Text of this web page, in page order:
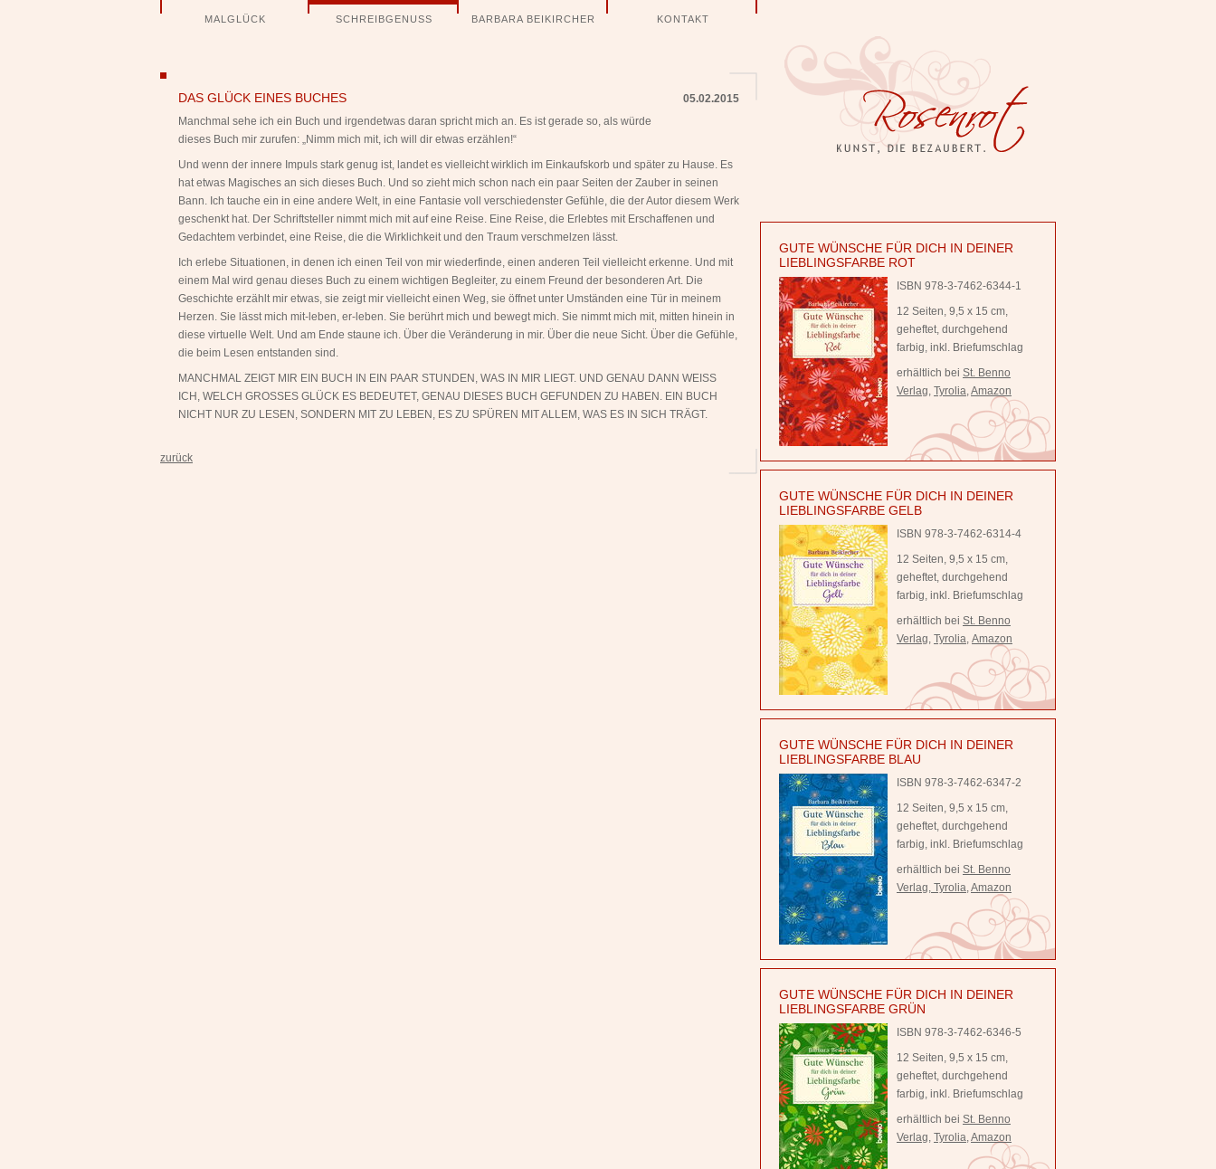
überspringenMALGLÜCK SCHREIBGENUSS BARBARA BEIKIRCHER KONTAKT
DAS GLÜCK EINES BUCHES
05.02.2015
Manchmal sehe ich ein Buch und irgendetwas daran spricht mich an. Es ist gerade so, als würde
dieses Buch mir zurufen: „Nimm mich mit, ich will dir etwas erzählen!“
Und wenn der innere Impuls stark genug ist, landet es vielleicht wirklich im Einkaufskorb und später zu Hause. Es
hat etwas Magisches an sich dieses Buch. Und so zieht mich schon nach ein paar Seiten der Zauber in seinen
Bann. Ich tauche ein in eine andere Welt, in eine Fantasie voll verschiedenster Gefühle, die der Autor diesem Werk
geschenkt hat. Der Schriftsteller nimmt mich mit auf eine Reise. Eine Reise, die Erlebtes mit Erschaffenen und
Gedachtem verbindet, eine Reise, die die Wirklichkeit und den Traum verschmelzen lässt.
Ich erlebe Situationen, in denen ich einen Teil von mir wiederfinde, einen anderen Teil vielleicht erkenne. Und mit
einem Mal wird genau dieses Buch zu einem wichtigen Begleiter, zu einem Freund der besonderen Art. Die
Geschichte erzählt mir etwas, sie zeigt mir vielleicht einen Weg, sie öffnet unter Umständen eine Tür in meinem
Herzen. Sie lässt mich mit-leben, er-leben. Sie berührt mich und bewegt mich. Sie nimmt mich mit, mitten hinein in
diese virtuelle Welt. Und am Ende staune ich. Über die Veränderung in mir. Über die neue Sicht. Über die Gefühle,
die beim Lesen entstanden sind.
MANCHMAL ZEIGT MIR EIN BUCH IN EIN PAAR STUNDEN, WAS IN MIR LIEGT. UND GENAU DANN WEISS
ICH, WELCH GROSSES GLÜCK ES BEDEUTET, GENAU DIESES BUCH GEFUNDEN ZU HABEN. EIN BUCH
NICHT NUR ZU LESEN, SONDERN MIT ZU LEBEN, ES ZU SPÜREN MIT ALLEM, WAS ES IN SICH TRÄGT.
zurück
GUTE WÜNSCHE FÜR DICH IN DEINER
LIEBLINGSFARBE ROT
ISBN 978-3-7462-6344-1
12 Seiten, 9,5 x 15 cm,
geheftet, durchgehend
farbig, inkl. Briefumschlag
erhältlich bei St. Benno
Verlag, Tyrolia,Amazon
GUTE WÜNSCHE FÜR DICH IN DEINER
LIEBLINGSFARBE GELB
ISBN 978-3-7462-6314-4
12 Seiten, 9,5 x 15 cm,
geheftet, durchgehend
farbig, inkl. Briefumschlag
erhältlich bei St. Benno
Verlag, Tyrolia, Amazon
GUTE WÜNSCHE FÜR DICH IN DEINER
LIEBLINGSFARBE BLAU
ISBN 978-3-7462-6347-2
12 Seiten, 9,5 x 15 cm,
geheftet, durchgehend
farbig, inkl. Briefumschlag
erhältlich bei St. Benno
Verlag, Tyrolia,Amazon
GUTE WÜNSCHE FÜR DICH IN DEINER
LIEBLINGSFARBE GRÜN
ISBN 978-3-7462-6346-5
12 Seiten, 9,5 x 15 cm,
geheftet, durchgehend
farbig, inkl. Briefumschlag
erhältlich bei St. Benno
Verlag, Tyrolia,Amazon